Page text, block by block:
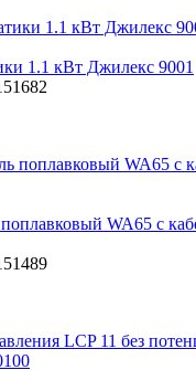
1.1 кВт Джилекс 9001
WA65 с